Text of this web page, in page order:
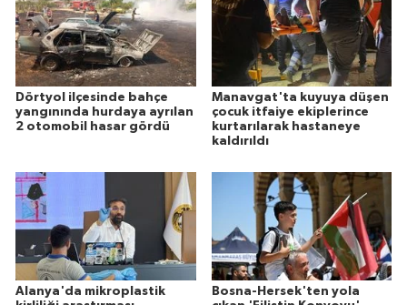
Dörtyol ilçesinde bahçe
yangınında hurdaya ayrılan
2 otomobil hasar gördü
Manavgat'ta kuyuya düşen
çocuk itfaiye ekiplerince
kurtarılarak hastaneye
kaldırıldı
Alanya'da mikroplastik
Bosna-Hersek'ten yola